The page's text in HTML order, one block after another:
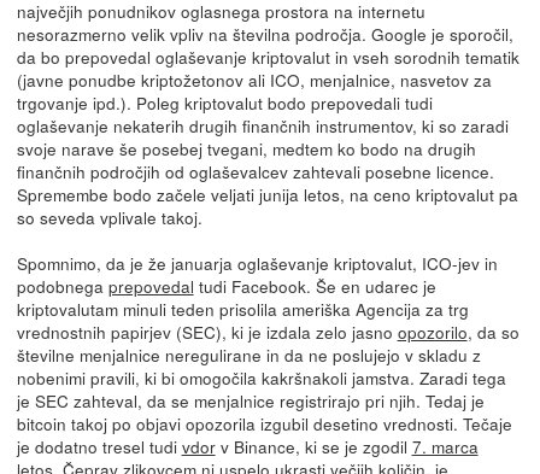
največjih ponudnikov oglasnega prostora na internetu
nesorazmerno velik vpliv na številna področja. Google je sporočil,
da bo prepovedal oglaševanje kriptovalut in vseh sorodnih tematik
(javne ponudbe kriptožetonov ali ICO, menjalnice, nasvetov za
trgovanje ipd.). Poleg kriptovalut bodo prepovedali tudi
oglaševanje nekaterih drugih finančnih instrumentov, ki so zaradi
svoje narave še posebej tvegani, medtem ko bodo na drugih
finančnih področjih od oglaševalcev zahtevali posebne licence.
Spremembe bodo začele veljati junija letos, na ceno kriptovalut pa
so seveda vplivale takoj.
Spomnimo, da je že januarja oglaševanje kriptovalut, ICO-jev in
podobnega prepovedal tudi Facebook. Še en udarec je
kriptovalutam minuli teden prisolila ameriška Agencija za trg
vrednostnih papirjev (SEC), ki je izdala zelo jasno opozorilo, da so
številne menjalnice neregulirane in da ne poslujejo v skladu z
nobenimi pravili, ki bi omogočila kakršnakoli jamstva. Zaradi tega
je SEC zahteval, da se menjalnice registrirajo pri njih. Tedaj je
bitcoin takoj po objavi opozorila izgubil desetino vrednosti. Tečaje
je dodatno tresel tudi vdorv Binance, ki se je zgodil 7. marca
letos. Čeprav zlikovcem ni uspelo ukrasti večjih količin, je